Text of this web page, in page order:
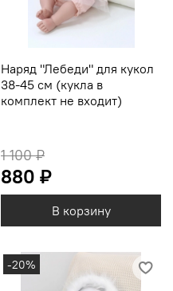
Наряд "Лебеди" для кукол
38-45 см (кукла в
комплект не входит)
1 100 ₽
880 ₽
В корзину
-20%